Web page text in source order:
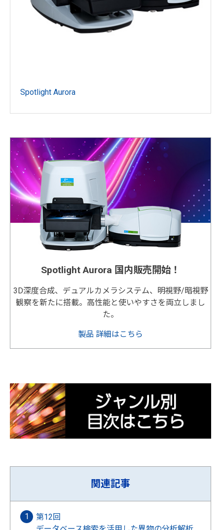
Spotlight Aurora
Spotlight Aurora 国内販売開始！
3D深度合成、デュアルカメラシステム、明視野/暗視野
観察を新たに搭載。高性能と使いやすさを両立しまし
た。
製品 詳細はこちら
関連記事
第12回